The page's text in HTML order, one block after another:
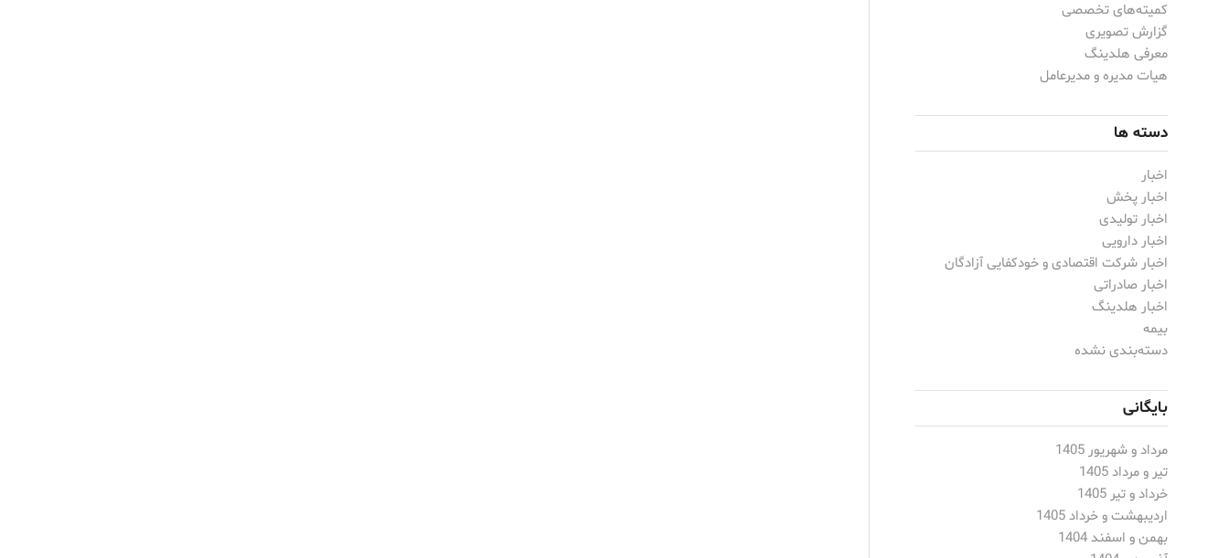
کمیته‌های تخصصی
گزارش تصویری
معرفی هلدینگ
هیات مدیره و مدیرعامل
دسته ها
اخبار
اخبار پخش
اخبار تولیدی
اخبار دارویی
اخبار شرکت اقتصادی و خودکفایی آزادگان
اخبار صادراتی
اخبار هلدینگ
بیمه
دسته‌بندی نشده
بایگانی
مرداد و شهریور 1405
تیر و مرداد 1405
خرداد و تیر 1405
اردیبهشت و خرداد 1405
بهمن و اسفند 1404